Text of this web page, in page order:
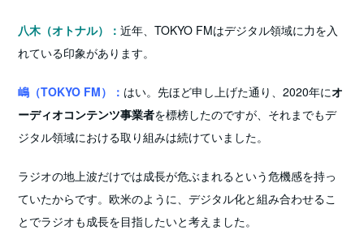
八木（オトナル）：近年、TOKYO FMはデジタル領域に力を入
れている印象があります。
嶋（TOKYO FM）： はい。先ほど申し上げた通り、2020年にオ
ーディオコンテンツ事業者を標榜したのですが、それまでもデ
ジタル領域における取り組みは続けていました。
ラジオの地上波だけでは成長が危ぶまれるという危機感を持っ
ていたからです。欧米のように、デジタル化と組み合わせるこ
とでラジオも成長を目指したいと考えました。